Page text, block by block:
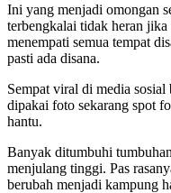
Ini yang menjadi omongan
terbengkalai tidak heran
menempati semua tempat
pasti ada disana.
Sempat viral di media
dipakai foto sekarang spot
hantu.
Banyak ditumbuhi
menjulang tinggi. Pas
berubah menjadi kampung